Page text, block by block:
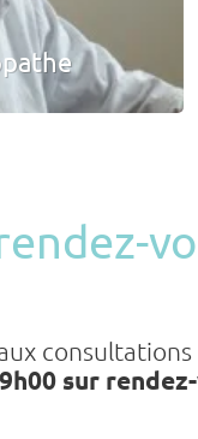
consultations
sur